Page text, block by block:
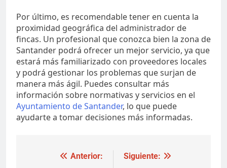
Por último, es recomendable tener en cuenta la
proximidad geográfica del administrador de
fincas. Un profesional que conozca bien la zona de
Santander podrá ofrecer un mejor servicio, ya que
estará más familiarizado con proveedores locales
y podrá gestionar los problemas que surjan de
manera más ágil. Puedes consultar más
información sobre normativas y servicios en el
Ayuntamiento de Santander, lo que puede
ayudarte a tomar decisiones más informadas.
Navegación
Anterior:
Siguiente: